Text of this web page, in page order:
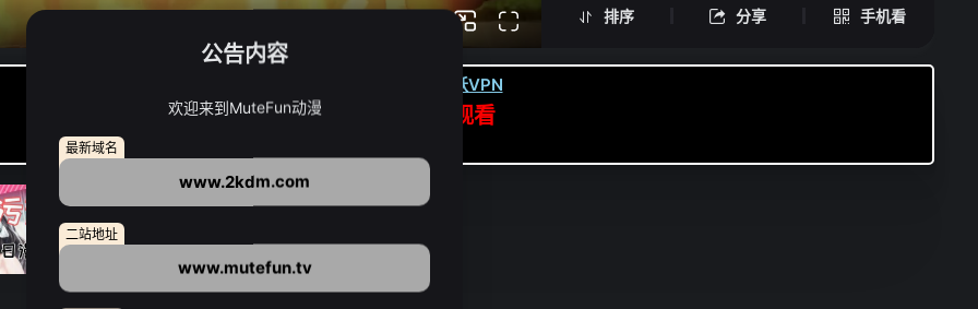
排序 分享 手机看
第13集 第14集 第15集
下载虎跃VPN
APP高速专线可前往APP观看
公告内容
欢迎来到MuteFun动漫
最新域名
www.2kdm.com
二站地址
www.mutefun.tv